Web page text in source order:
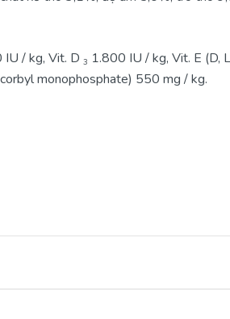
/ kg, Vit. D 3 1.800 IU / kg, Vit. E (D,
monophosphate) 550 mg / kg.